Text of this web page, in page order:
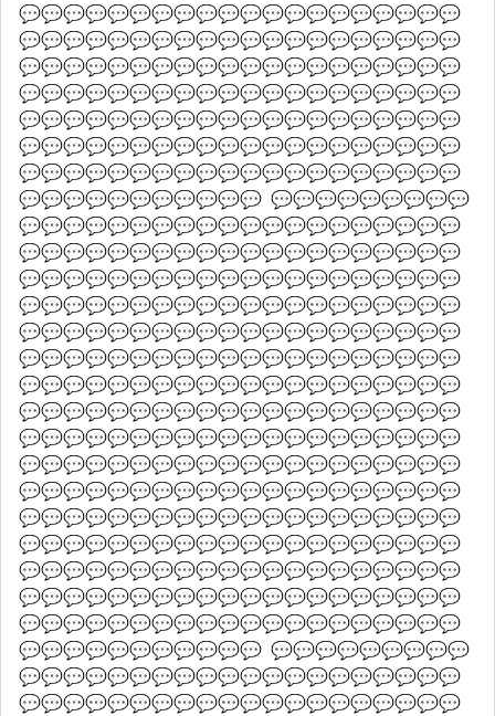
💬💬💬💬💬💬💬💬💬💬💬💬💬💬💬💬💬💬💬💬
💬💬💬💬💬💬💬💬💬💬💬💬💬💬💬💬💬💬💬💬
💬💬💬💬💬💬💬💬💬💬💬💬💬💬💬💬💬💬💬💬
💬💬💬💬💬💬💬💬💬💬💬💬💬💬💬💬💬💬💬💬
💬💬💬💬💬💬💬💬💬💬💬💬💬💬💬💬💬💬💬💬
💬💬💬💬💬💬💬💬💬💬💬💬💬💬💬💬💬💬💬💬
💬💬💬💬💬💬💬💬💬💬💬💬💬💬💬💬💬💬💬💬
💬💬💬💬💬💬💬💬💬💬💬  💬💬💬💬💬💬💬💬💬
💬💬💬💬💬💬💬💬💬💬💬💬💬💬💬💬💬💬💬💬
💬💬💬💬💬💬💬💬💬💬💬💬💬💬💬💬💬💬💬💬
💬💬💬💬💬💬💬💬💬💬💬💬💬💬💬💬💬💬💬💬
💬💬💬💬💬💬💬💬💬💬💬💬💬💬💬💬💬💬💬💬
💬💬💬💬💬💬💬💬💬💬💬💬💬💬💬💬💬💬💬💬
💬💬💬💬💬💬💬💬💬💬💬💬💬💬💬💬💬💬💬💬
💬💬💬💬💬💬💬💬💬💬💬💬💬💬💬💬💬💬💬💬
💬💬💬💬💬💬💬💬💬💬💬💬💬💬💬💬💬💬💬💬
💬💬💬💬💬💬💬💬💬💬💬💬💬💬💬💬💬💬💬💬
💬💬💬💬💬💬💬💬💬💬💬💬💬💬💬💬💬💬💬💬
💬💬💬💬💬💬💬💬💬💬💬💬💬💬💬💬💬💬💬💬
💬💬💬💬💬💬💬💬💬💬💬💬💬💬💬💬💬💬💬💬
💬💬💬💬💬💬💬💬💬💬💬💬💬💬💬💬💬💬💬💬
💬💬💬💬💬💬💬💬💬💬💬💬💬💬💬💬💬💬💬💬
💬💬💬💬💬💬💬💬💬💬💬💬💬💬💬💬💬💬💬💬
💬💬💬💬💬💬💬💬💬💬💬💬💬💬💬💬💬💬💬💬
💬💬💬💬💬💬💬💬💬💬💬  💬💬💬💬💬💬💬💬💬
💬💬💬💬💬💬💬💬💬💬💬💬💬💬💬💬💬💬💬💬
💬💬💬💬💬💬💬💬💬💬💬💬💬💬💬💬💬💬💬💬